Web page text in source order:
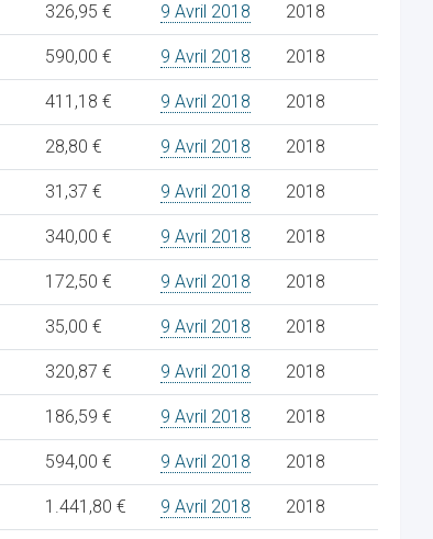
326,95 € 9 Avril 2018 2018
590,00 € 9 Avril 2018 2018
411,18 € 9 Avril 2018 2018
28,80 € 9 Avril 2018 2018
31,37 € 9 Avril 2018 2018
340,00 € 9 Avril 2018 2018
172,50 € 9 Avril 2018 2018
35,00 € 9 Avril 2018 2018
320,87 € 9 Avril 2018 2018
186,59 € 9 Avril 2018 2018
594,00 € 9 Avril 2018 2018
1.441,80 € 9 Avril 2018 2018